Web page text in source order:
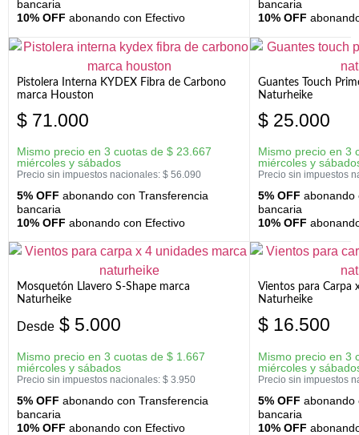
bancaria
10% OFF abonando con Efectivo
bancaria
10% OFF
Pistolera Interna KYDEX Fibra de Carbono
marca Houston
$ 71.000
Mismo precio en 3 cuotas de $ 23.667
miércoles y sábados
Precio sin impuestos nacionales: $ 56.090
5% OFF abonando con Transferencia
bancaria
10% OFF abonando con Efectivo
Guantes Touch
Naturheike
$ 25.000
Mismo precio en 3
miércoles y
Precio sin impuestos
5% OFF abonando
bancaria
10% OFF
Mosquetón Llavero S-Shape marca
Naturheike
Desde $ 5.000
Mismo precio en 3 cuotas de $ 1.667
miércoles y sábados
Precio sin impuestos nacionales: $ 3.950
5% OFF abonando con Transferencia
bancaria
10% OFF abonando con Efectivo
Vientos para Carpa
Naturheike
$ 16.500
Mismo precio en 3
miércoles y
Precio sin impuestos
5% OFF abonando
bancaria
10% OFF